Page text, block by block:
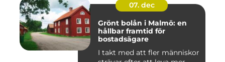
07. dec
Grönt bolån i Malmö: en
hållbar framtid för
bostadsägare
I takt med att fler människor